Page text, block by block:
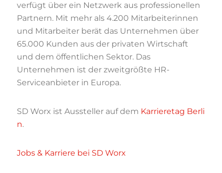
verfügt über ein Netzwerk aus professionellen
Partnern. Mit mehr als 4.200 Mitarbeiterinnen
und Mitarbeiter berät das Unternehmen über
65.000 Kunden aus der privaten Wirtschaft
und dem öffentlichen Sektor. Das
Unternehmen ist der zweitgrößte HR-
Serviceanbieter in Europa.
SD Worx ist Aussteller auf dem Karrieretag Berli
n.
Jobs & Karriere bei SD Worx